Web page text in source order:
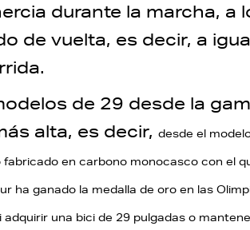
durante la marcha, a
de vuelta, es decir, a
de 29 desde la
alta, es decir, desde el
fabricado en carbono monocasco con el
ha ganado la medalla de oro en las
adquirir una bici de 29 pulgadas o